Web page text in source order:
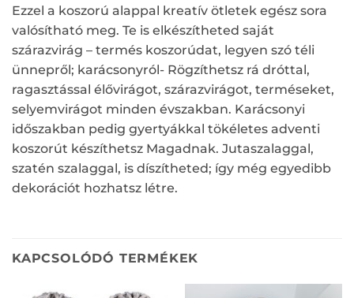
Ezzel a koszorú alappal kreatív ötletek egész sora
valósítható meg. Te is elkészítheted saját
szárazvirág – termés koszorúdat, legyen szó téli
ünnepről; karácsonyról- Rögzíthetsz rá dróttal,
ragasztással élővirágot, szárazvirágot, terméseket,
selyemvirágot minden évszakban. Karácsonyi
időszakban pedig gyertyákkal tökéletes adventi
koszorút készíthetsz Magadnak. Jutaszalaggal,
szatén szalaggal, is díszítheted; így még egyedibb
dekorációt hozhatsz létre.
KAPCSOLÓDÓ TERMÉKEK